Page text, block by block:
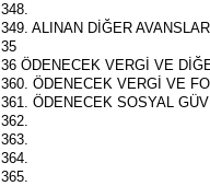
348.
349. ALINAN DİĞER AVANSLAR
35
36 ÖDENECEK VERGİ VE
360. ÖDENECEK VERGİ VE
361. ÖDENECEK SOSYAL
362.
363.
364.
365.